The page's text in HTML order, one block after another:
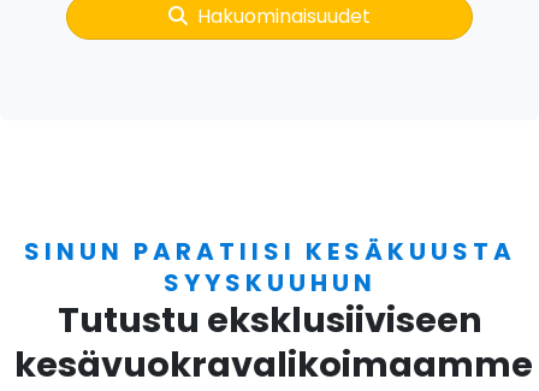
Hakuominaisuudet
SINUN PARATIISI KESÄKUUSTA
SYYSKUUHUN
Tutustu eksklusiiviseen
kesävuokravalikoimaamme